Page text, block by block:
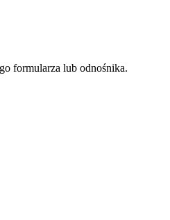
formularza lub odnośnika.